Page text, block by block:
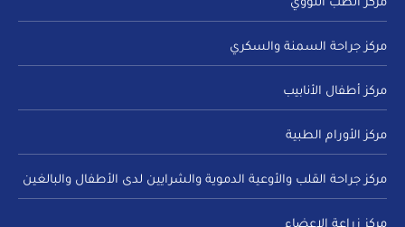
مركز الطب النووي
مركز جراحة السمنة والسكري
مركز أطفال الأنابيب
مركز الأورام الطبية
مركز جراحة القلب والأوعية الدموية والشرايين لدى الأطفال والبالغين